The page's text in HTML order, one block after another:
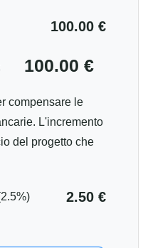
100.00 €
100.00 €
compensare le
L'incremento
del progetto che
2.50 €